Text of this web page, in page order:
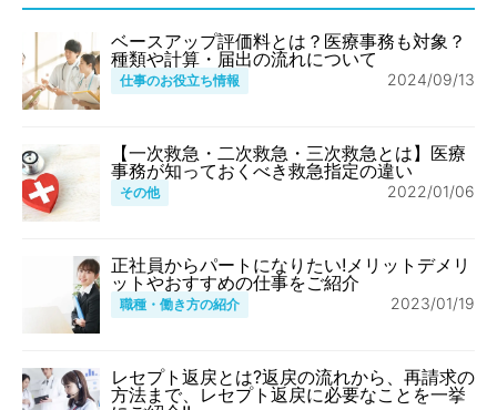
ベースアップ評価料とは？医療事務も対象？
種類や計算・届出の流れについて
仕事のお役立ち情報 2024/09/13
【一次救急・二次救急・三次救急とは】医療
事務が知っておくべき救急指定の違い
その他 2022/01/06
正社員からパートになりたい!メリットデメリ
ットやおすすめの仕事をご紹介
職種・働き方の紹介 2023/01/19
レセプト返戻とは?返戻の流れから、再請求の
方法まで、レセプト返戻に必要なことを一挙